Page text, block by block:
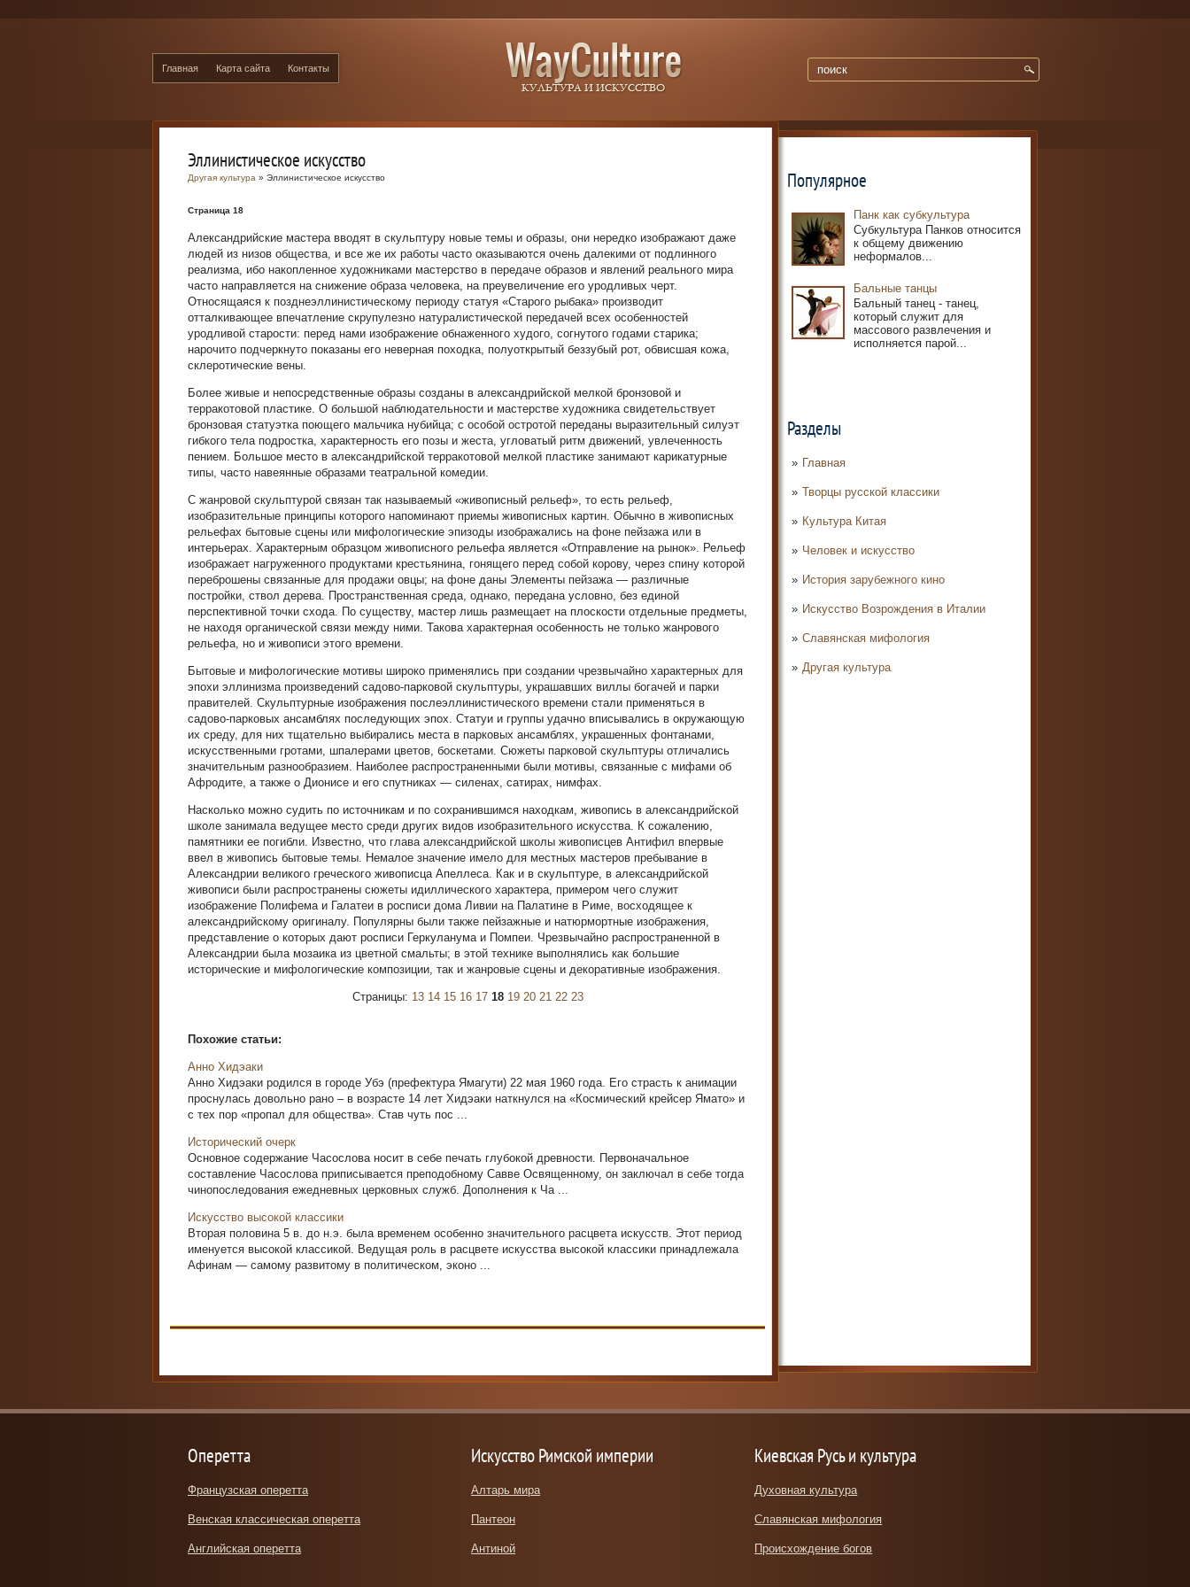
Главная Карта сайта Контакты
Популярное
Панк как субкультура
Субкультура Панков относится
к общему движению
неформалов...
Бальные танцы
Бальный танец - танец,
который служит для
массового развлечения и
исполняется парой...
Разделы
Главная
Творцы русской классики
Культура Китая
Человек и искусство
История зарубежного кино
Искусство Возрождения в Италии
Славянская мифология
Другая культура
Эллинистическое искусство
Другая культура » Эллинистическое искусство
Страница 18
Александрийские мастера вводят в скульптуру новые темы и образы, они нередко изображают даже
людей из низов общества, и все же их работы часто оказываются очень далекими от подлинного
реализма, ибо накопленное художниками мастерство в передаче образов и явлений реального мира
часто направляется на снижение образа человека, на преувеличение его уродливых черт.
Относящаяся к позднеэллинистическому периоду статуя «Старого рыбака» производит
отталкивающее впечатление скрупулезно натуралистической передачей всех особенностей
уродливой старости: перед нами изображение обнаженного худого, согнутого годами старика;
нарочито подчеркнуто показаны его неверная походка, полуоткрытый беззубый рот, обвисшая кожа,
склеротические вены.
Более живые и непосредственные образы созданы в александрийской мелкой бронзовой и
терракотовой пластике. О большой наблюдательности и мастерстве художника свидетельствует
бронзовая статуэтка поющего мальчика нубийца; с особой остротой переданы выразительный силуэт
гибкого тела подростка, характерность его позы и жеста, угловатый ритм движений, увлеченность
пением. Большое место в александрийской терракотовой мелкой пластике занимают карикатурные
типы, часто навеянные образами театральной комедии.
С жанровой скульптурой связан так называемый «живописный рельеф», то есть рельеф,
изобразительные принципы которого напоминают приемы живописных картин. Обычно в живописных
рельефах бытовые сцены или мифологические эпизоды изображались на фоне пейзажа или в
интерьерах. Характерным образцом живописного рельефа является «Отправление на рынок». Рельеф
изображает нагруженного продуктами крестьянина, гонящего перед собой корову, через спину которой
переброшены связанные для продажи овцы; на фоне даны Элементы пейзажа — различные
постройки, ствол дерева. Пространственная среда, однако, передана условно, без единой
перспективной точки схода. По существу, мастер лишь размещает на плоскости отдельные предметы,
не находя органической связи между ними. Такова характерная особенность не только жанрового
рельефа, но и живописи этого времени.
Бытовые и мифологические мотивы широко применялись при создании чрезвычайно характерных для
эпохи эллинизма произведений садово-парковой скульптуры, украшавших виллы богачей и парки
правителей. Скульптурные изображения послеэллинистического времени стали применяться в
садово-парковых ансамблях последующих эпох. Статуи и группы удачно вписывались в окружающую
их среду, для них тщательно выбирались места в парковых ансамблях, украшенных фонтанами,
искусственными гротами, шпалерами цветов, боскетами. Сюжеты парковой скульптуры отличались
значительным разнообразием. Наиболее распространенными были мотивы, связанные с мифами об
Афродите, а также о Дионисе и его спутниках — силенах, сатирах, нимфах.
Насколько можно судить по источникам и по сохранившимся находкам, живопись в александрийской
школе занимала ведущее место среди других видов изобразительного искусства. К сожалению,
памятники ее погибли. Известно, что глава александрийской школы живописцев Антифил впервые
ввел в живопись бытовые темы. Немалое значение имело для местных мастеров пребывание в
Александрии великого греческого живописца Апеллеса. Как и в скульптуре, в александрийской
живописи были распространены сюжеты идиллического характера, примером чего служит
изображение Полифема и Галатеи в росписи дома Ливии на Палатине в Риме, восходящее к
александрийскому оригиналу. Популярны были также пейзажные и натюрмортные изображения,
представление о которых дают росписи Геркуланума и Помпеи. Чрезвычайно распространенной в
Александрии была мозаика из цветной смальты; в этой технике выполнялись как большие
исторические и мифологические композиции, так и жанровые сцены и декоративные изображения.
Страницы: 13 14 15 16 17 18 19 20 21 22 23
Похожие статьи:
Анно Хидэаки
Анно Хидэаки родился в городе Убэ (префектура Ямагути) 22 мая 1960 года. Его страсть к анимации
проснулась довольно рано – в возрасте 14 лет Хидэаки наткнулся на «Космический крейсер Ямато» и
с тех пор «пропал для общества». Став чуть пос ...
Исторический очерк
Основное содержание Часослова носит в себе печать глубокой древности. Первоначальное
составление Часослова приписывается преподобному Савве Освященному, он заключал в себе тогда
чинопоследования ежедневных церковных служб. Дополнения к Ча ...
Искусство высокой классики
Вторая половина 5 в. до н.э. была временем особенно значительного расцвета искусств. Этот период
именуется высокой классикой. Ведущая роль в расцвете искусства высокой классики принадлежала
Афинам — самому развитому в политическом, эконо ...
Оперетта
Французская оперетта
Венская классическая оперетта
Английская оперетта
Искусство Римской империи
Алтарь мира
Пантеон
Антиной
Киевская Русь и культура
Духовная культура
Славянская мифология
Происхождение богов